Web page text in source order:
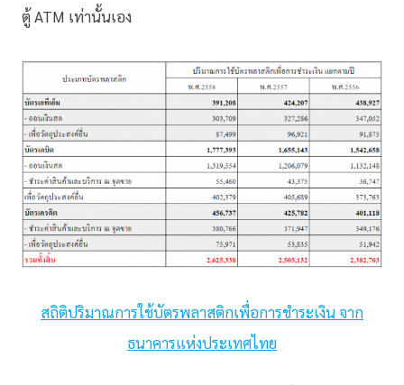
ตู้ ATM เท่านั้นเอง
สถิติปริมาณการใช้บัตรพลาสติกเพื่อการชำระเงิน จาก
ธนาคารแห่งประเทศไทย